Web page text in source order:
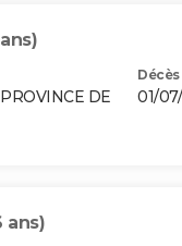
DE
Décès
01/
ans)